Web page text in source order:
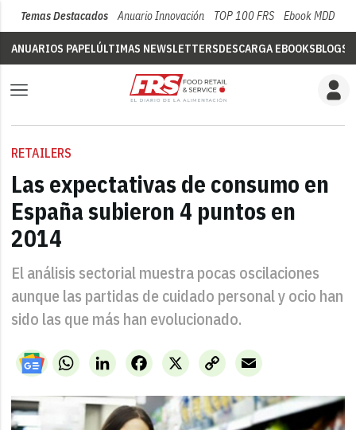
Temas Destacados Anuario Innovación TOP 100 FRS Ebook MDD
ANUARIOS PAPELÚLTIMAS NEWSLETTERSDESCARGA EBOOKSBLOGS
RETAILERS
Las expectativas de consumo en
España subieron 4 puntos en
2014
El análisis sectorial muestra pocas oscilaciones
aunque las partidas de cuidado personal y ocio han
sido las que más han evolucionado.
WhatsAppLinkedIn X
Facebook
Copy
Link
Email